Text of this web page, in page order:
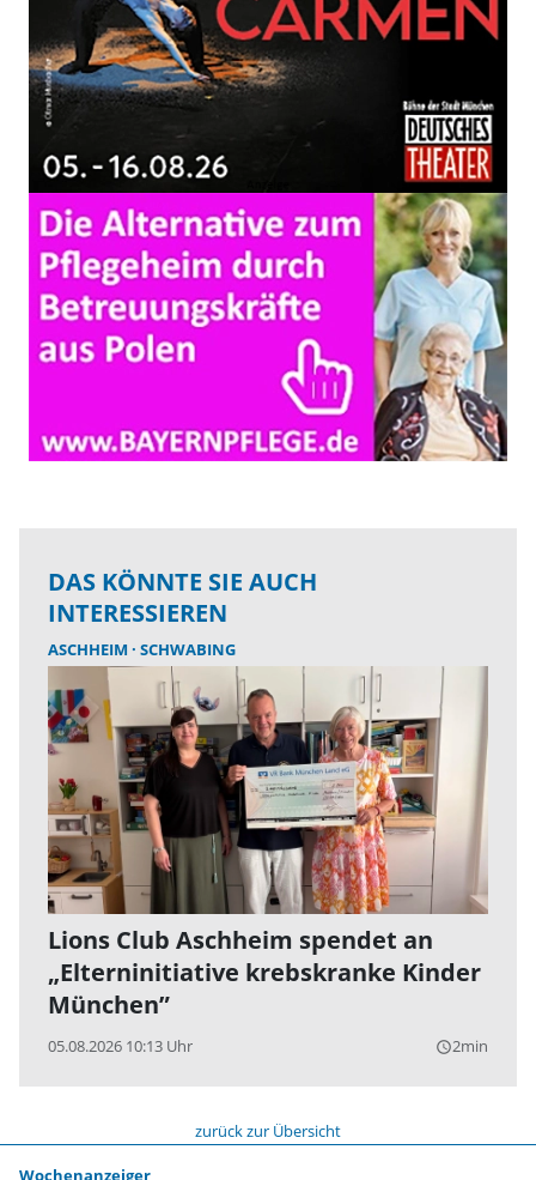
DAS KÖNNTE SIE AUCH
INTERESSIEREN
ASCHHEIM SCHWABING
Lions Club Aschheim spendet an
„Elterninitiative krebskranke Kinder
München”
05.08.2026 10:13 Uhr query_builder2min
zurück zur Übersicht
Wochenanzeiger